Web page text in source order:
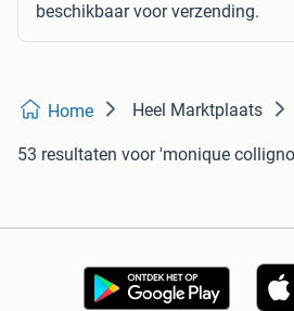
beschikbaar voor verzending.
Home Heel Marktplaats
53 resultaten voor 'monique